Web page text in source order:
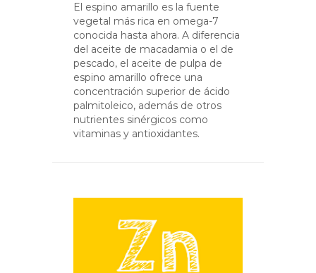
El espino amarillo es la fuente
vegetal más rica en omega-7
conocida hasta ahora. A diferencia
del aceite de macadamia o el de
pescado, el aceite de pulpa de
espino amarillo ofrece una
concentración superior de ácido
palmitoleico, además de otros
nutrientes sinérgicos como
vitaminas y antioxidantes.